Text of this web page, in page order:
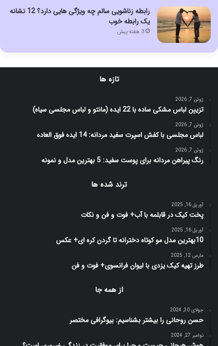
رابطه زناشویی سالم چه ویژگی هایی دارد؟ 12 نشانه
یک رابطه خوب
3 هفته پیش
تازه ها
ژوئن 7, 2026
تزیین لباس مشکی ساده با 22 ایده (مانتو و لباس مجلسی سیاه)
ژوئن 7, 2026
لباس مجلسی با کفش اسپرت سفید مردانه: 14 ایده فوق العاده
ژوئن 7, 2026
رنگ پیراهن مردانه برای پوست سفید: 5 بهترین مدل و نمونه
ترند شده ها
آوریل 16, 2025
پخت کیک در قابلمه با آب+ فوت و فن و نکات
آوریل 16, 2025
10بهترین مدل مو کوتاه دخترانه تا گردن کره ای+ عکس
مارس 12, 2025
طرز تهیه کیک یزدی با لیوان فرانسوی+ فوت و فن
از همه جا
جولای 30, 2024
حسن روحانی را بیشتر بشناسیم: بیوگرافی مختصر
نوامبر 27, 2024